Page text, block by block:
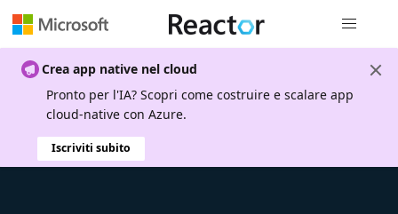
Crea app native nel cloud
Pronto per l'IA? Scopri come costruire e scalare app
cloud-native con Azure.
Iscriviti subito